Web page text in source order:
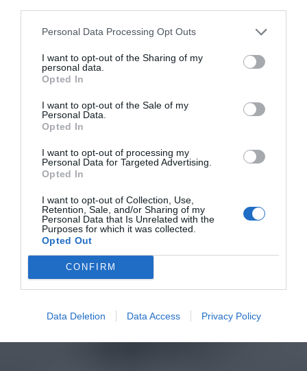
Personal Data Processing Opt Outs
I want to opt-out of the Sharing of my
personal data.
Opted In
I want to opt-out of the Sale of my
Personal Data.
Opted In
I want to opt-out of processing my
Personal Data for Targeted Advertising.
Opted In
I want to opt-out of Collection, Use,
Retention, Sale, and/or Sharing of my
Personal Data that Is Unrelated with the
Purposes for which it was collected.
Opted Out
CONFIRM
Data Deletion Data Access Privacy Policy